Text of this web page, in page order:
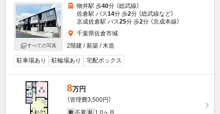
すべての写真
物井駅 歩40分 （総武線）
佐倉駅 バス14分 歩2分 （総武線など）
京成佐倉駅 バス25分 歩2分 （京成本線）
千葉県佐倉市城
2階建 / 新築 / 木造
駐車場あり 駐輪場あり 宅配ボックス
8万円
（管理費3,500円）
敷 不要 礼 1.0ヶ月